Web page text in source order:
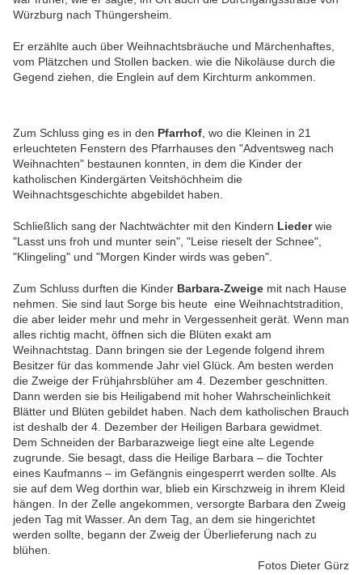
Würzburg nach Thüngersheim.
Er erzählte auch über Weihnachtsbräuche und Märchenhaftes,
vom Plätzchen und Stollen backen. wie die Nikoläuse durch die
Gegend ziehen, die Englein auf dem Kirchturm ankommen.
Zum Schluss ging es in den Pfarrhof , wo die Kleinen in 21
erleuchteten Fenstern des Pfarrhauses den "Adventsweg nach
Weihnachten" bestaunen konnten, in dem die Kinder der
katholischen Kindergärten Veitshöchheim die
Weihnachtsgeschichte abgebildet haben.
Schließlich sang der Nachtwächter mit den Kindern Liederwie
"Lasst uns froh und munter sein", "Leise rieselt der Schnee",
"Klingeling" und "Morgen Kinder wirds was geben".
Zum Schluss durften die Kinder Barbara-Zweige mit nach Hause
nehmen. Sie sind laut Sorge bis heute eine Weihnachtstradition,
die aber leider mehr und mehr in Vergessenheit gerät. Wenn man
alles richtig macht, öffnen sich die Blüten exakt am
Weihnachtstag. Dann bringen sie der Legende folgend ihrem
Besitzer für das kommende Jahr viel Glück. Am besten werden
die Zweige der Frühjahrsblüher am 4. Dezember geschnitten.
Dann werden sie bis Heiligabend mit hoher Wahrscheinlichkeit
Blätter und Blüten gebildet haben. Nach dem katholischen Brauch
ist deshalb der 4. Dezember der Heiligen Barbara gewidmet.
Dem Schneiden der Barbarazweige liegt eine alte Legende
zugrunde. Sie besagt, dass die Heilige Barbara – die Tochter
eines Kaufmanns – im Gefängnis eingesperrt werden sollte. Als
sie auf dem Weg dorthin war, blieb ein Kirschzweig in ihrem Kleid
hängen. In der Zelle angekommen, versorgte Barbara den Zweig
jeden Tag mit Wasser. An dem Tag, an dem sie hingerichtet
werden sollte, begann der Zweig der Überlieferung nach zu
blühen.
Fotos Dieter Gürz